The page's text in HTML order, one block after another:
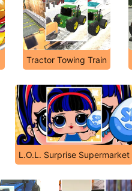
Tractor Towing Train
L.O.L. Surprise Supermarket